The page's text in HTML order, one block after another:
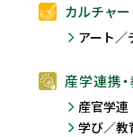
カルチャー
アート／
産学連携
産官学連
学び／教